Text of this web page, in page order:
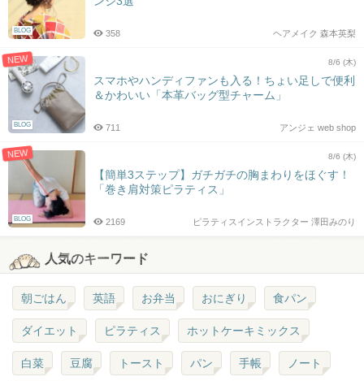
BLOG ヘアメイク 森本英梨
358
NEW
BLOG
8/6 (木)
スマホやハンディファンも入る！ちょい足しで便利
＆かわいい「本革バッグ型チャーム」
アンジェ web shop
711
NEW
BLOG
8/6 (木)
【簡単3ステップ】ガチガチの胸まわりをほぐす！
「巻き肩対策ピラティス」
ピラティスインストラクター 澤田みのり
2169
人気のキーワード
朝ごはん 英語 お弁当 おにぎり 食パン
ダイエット ピラティス ホットケーキミックス
白菜 豆腐 トースト パン 手帳 ノート